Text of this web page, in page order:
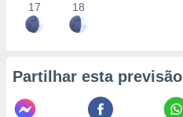
17 18
Partilhar esta previsão